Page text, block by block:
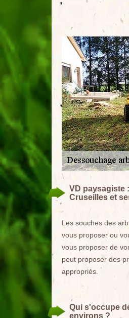
VD paysagiste
Cruseilles et
Les souches des
vous proposer ou
vous proposer de
peut proposer des
appropriés.
Qui s'occupe
environs ?